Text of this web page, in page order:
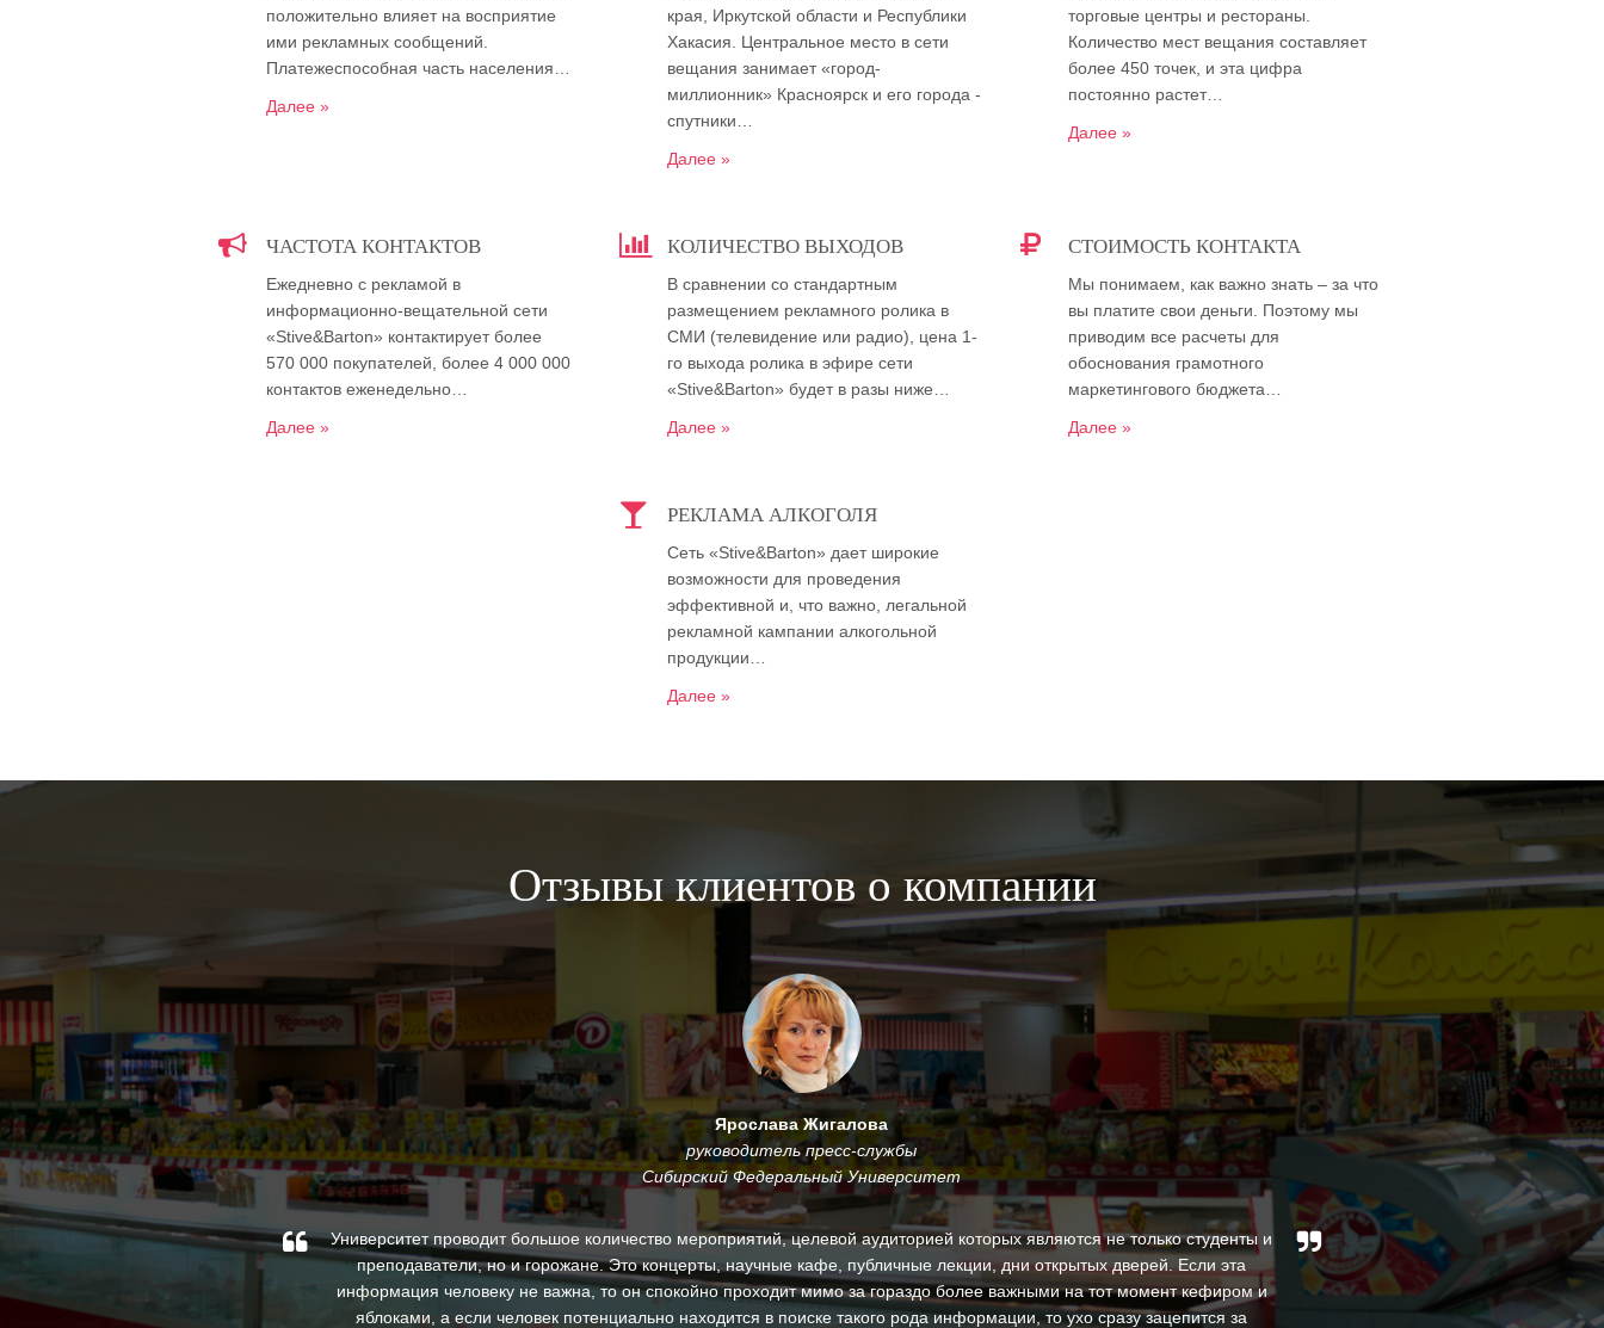
положительно влияет на восприятие
ими рекламных сообщений.
Платежеспособная часть населения…
Далее »
края, Иркутской области и Республики
Хакасия. Центральное место в сети
вещания занимает «город-
миллионник» Красноярск и его города -
спутники…
Далее »
торговые центры и рестораны.
Количество мест вещания составляет
более 450 точек, и эта цифра
постоянно растет…
Далее »
ЧАСТОТА КОНТАКТОВ
Ежедневно с рекламой в
информационно-вещательной сети
«Stive&Barton» контактирует более
570 000 покупателей, более 4 000 000
контактов еженедельно…
Далее »
КОЛИЧЕСТВО ВЫХОДОВ
В сравнении со стандартным
размещением рекламного ролика в
СМИ (телевидение или радио), цена 1-
го выхода ролика в эфире сети
«Stive&Barton» будет в разы ниже…
Далее »
СТОИМОСТЬ КОНТАКТА
Мы понимаем, как важно знать – за что
вы платите свои деньги. Поэтому мы
приводим все расчеты для
обоснования грамотного
маркетингового бюджета…
Далее »
РЕКЛАМА АЛКОГОЛЯ
Сеть «Stive&Barton» дает широкие
возможности для проведения
эффективной и, что важно, легальной
рекламной кампании алкогольной
продукции…
Далее »
Отзывы клиентов о компании
специальным проектам.
Ярослава Жигалова
руководитель пресс-службы
Сибирский Федеральный Университет
Университет проводит большое количество мероприятий, целевой аудиторией которых являются не только студенты и
преподаватели, но и горожане. Это концерты, научные кафе, публичные лекции, дни открытых дверей. Если эта
информация человеку не важна, то он спокойно проходит мимо за гораздо более важными на тот момент кефиром и
яблоками, а если человек потенциально находится в поиске такого рода информации, то ухо сразу зацепится за
За время нашей
высокими
квалифицированы и